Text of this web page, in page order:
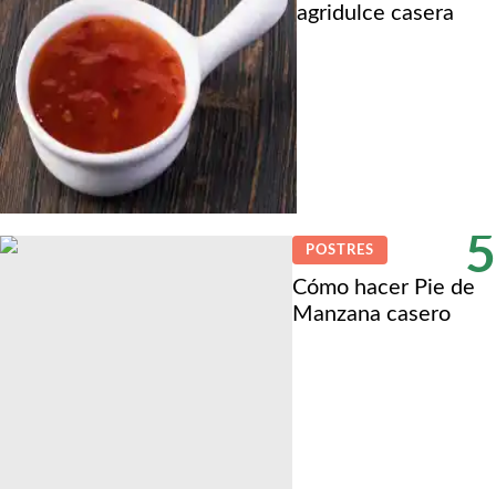
agridulce casera
5
POSTRES
Cómo hacer Pie de
Manzana casero